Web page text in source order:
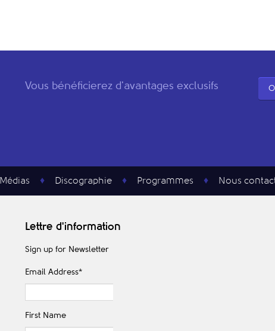
Vous bénéficierez d'avantages exclusifs
Médias Discographie Programmes Nous
Lettre d'information
Sign up for Newsletter
Email Address*
First Name